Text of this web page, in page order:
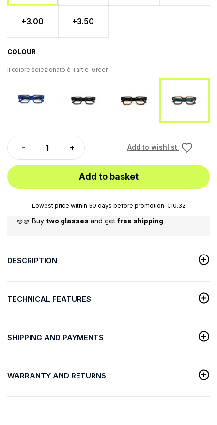
+3.00 +3.50
COLOUR
Il colore selezionato è Tartle-Green
Add to wishlist
Add to basket
Lowest price within 30 days before promotion. €10.32
Buy two glasses and get free shipping
DESCRIPTION
TECHNICAL FEATURES
SHIPPING AND PAYMENTS
WARRANTY AND RETURNS